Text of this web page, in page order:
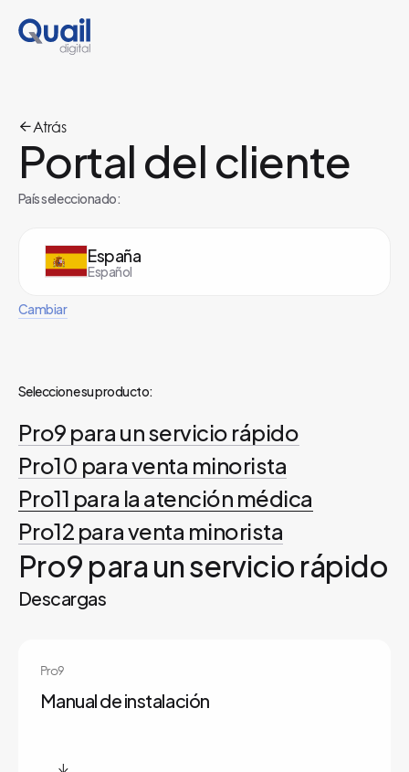
Atrás
Portal del cliente
País seleccionado:
España
Español
Cambiar
Seleccione su producto:
Pro9 para un servicio rápido
Pro10 para venta minorista
Pro11 para la atención médica
Pro12 para venta minorista
Pro9 para un servicio rápido
Descargas
Pro9
Manual de instalación